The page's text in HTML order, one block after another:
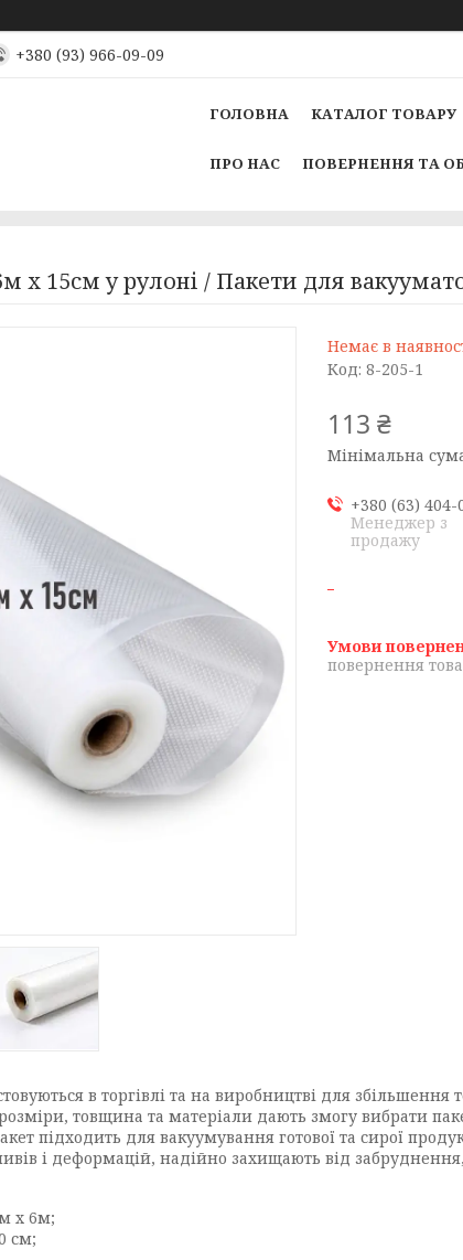
+380 (93) 966-09-09
ГОЛОВНА КАТАЛОГ ТОВАРУ
ПРО НАС ПОВЕРНЕННЯ ТА
х 15см у рулоні / Пакети для
Немає в
Код: 8-205-1
113 ₴
Мінімальна
+380 (63) 404-
Менеджер з
продажу
повернення
в торгівлі та на виробництві для
товщина та матеріали дають змогу вибрати
підходить для вакуумування готової та сирої
і деформацій, надійно захищають від
х 6м;
см;